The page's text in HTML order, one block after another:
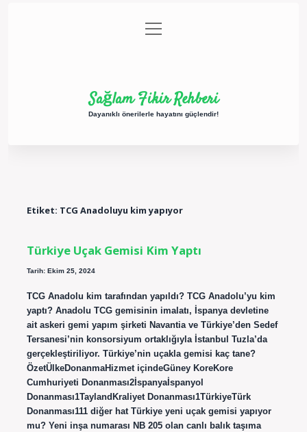
Gizlilik Politikası
menüyü
aç
Sağlam Fikir Rehberi
Dayanıklı önerilerle hayatını güçlendir!
Etiket: TCG Anadoluyu kim yapıyor
Türkiye Uçak Gemisi Kim Yaptı
Tarih: Ekim 25, 2024
TCG Anadolu kim tarafından yapıldı? TCG Anadolu’yu kim
yaptı? Anadolu TCG gemisinin imalatı, İspanya devletine
ait askeri gemi yapım şirketi Navantia ve Türkiye’den Sedef
Tersanesi’nin konsorsiyum ortaklığıyla İstanbul Tuzla’da
gerçekleştiriliyor. Türkiye’nin uçakla gemisi kaç tane?
ÖzetÜlkeDonanmaHizmet içindeGüney KoreKore
Cumhuriyeti Donanması2İspanyaİspanyol
Donanması1TaylandKraliyet Donanması1TürkiyeTürk
Donanması111 diğer hat Türkiye yeni uçak gemisi yapıyor
mu? Yeni inşa numarası NB 205 olan canlı balık taşıma